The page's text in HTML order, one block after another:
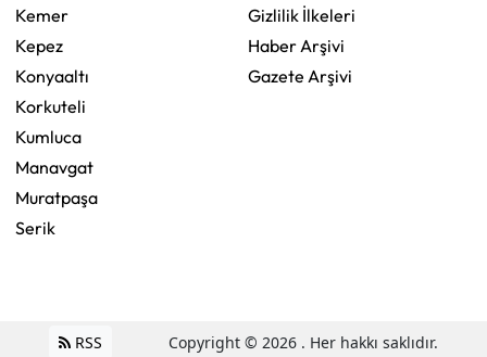
Kemer
Kepez
Konyaaltı
Korkuteli
Kumluca
Manavgat
Muratpaşa
Serik
Gizlilik İlkeleri
Haber Arşivi
Gazete Arşivi
RSS Copyright © 2026 . Her hakkı saklıdır.